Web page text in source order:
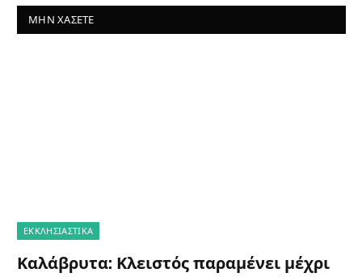
ΜΗΝ ΧΆΣΕΤΕ
ΕΚΚΛΗΣΙΑΣΤΙΚΑ
Καλάβρυτα: Κλειστός παραμένει μέχρι